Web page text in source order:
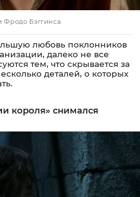
Фродо Бэггинса
любовь поклонников
далеко не все
тем, что скрывается за
деталей, о которых
короля» снимался